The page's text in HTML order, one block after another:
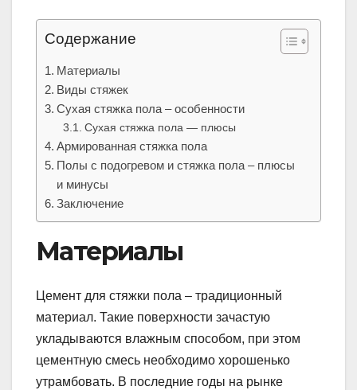
Содержание
Материалы
Виды стяжек
Сухая стяжка пола – особенности
Сухая стяжка пола — плюсы
Армированная стяжка пола
Полы с подогревом и стяжка пола – плюсы
и минусы
Заключение
Материалы
Цемент для стяжки пола – традиционный
материал. Такие поверхности зачастую
укладываются влажным способом, при этом
цементную смесь необходимо хорошенько
утрамбовать. В последние годы на рынке